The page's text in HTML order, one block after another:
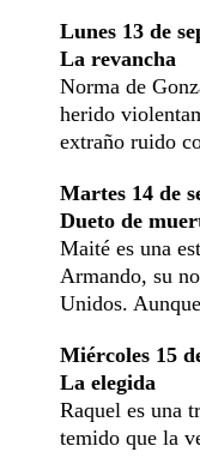
Lunes 13 de
La revancha
Norma de
herido
extraño ruido
Martes 14 de
Dueto de
Maité es una
Armando, su
Unidos.
Miércoles 15
La elegida
Raquel es una
temido que la